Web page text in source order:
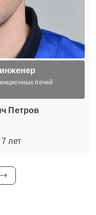
печей
Петров
лет